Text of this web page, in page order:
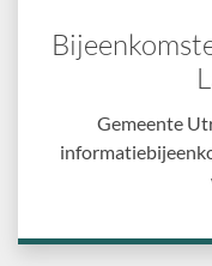
Gemeente